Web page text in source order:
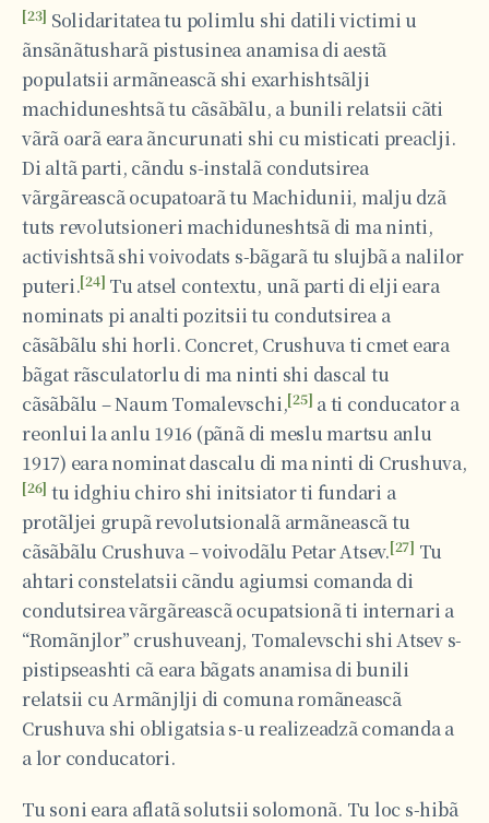
[23] Solidaritatea tu polimlu shi datili victimi u
ãnsãnãtusharã pistusinea anamisa di aestã
populatsii armãneascã shi exarhishtsãlji
machiduneshtsã tu cãsãbãlu, a bunili relatsii cãti
vãrã oarã eara ãncurunati shi cu misticati preaclji.
Di altã parti, cãndu s-instalã condutsirea
vãrgãreascã ocupatoarã tu Machidunii, malju dzã
tuts revolutsioneri machiduneshtsã di ma ninti,
activishtsã shi voivodats s-bãgarã tu slujbã a nalilor
puteri.[24] Tu atsel contextu, unã parti di elji eara
nominats pi analti pozitsii tu condutsirea a
cãsãbãlu shi horli. Concret, Crushuva ti cmet eara
bãgat rãsculatorlu di ma ninti shi dascal tu
cãsãbãlu – Naum Tomalevschi,[25] a ti conducator a
reonlui la anlu 1916 (pãnã di meslu martsu anlu
1917) eara nominat dascalu di ma ninti di Crushuva,
[26] tu idghiu chiro shi initsiator ti fundari a
protãljei grupã revolutsionalã armãneascã tu
cãsãbãlu Crushuva – voivodãlu Petar Atsev.[27] Tu
ahtari constelatsii cãndu agiumsi comanda di
condutsirea vãrgãreascã ocupatsionã ti internari a
“Romãnjlor” crushuveanj, Tomalevschi shi Atsev s-
pistipseashti cã eara bãgats anamisa di bunili
relatsii cu Armãnjlji di comuna romãneascã
Crushuva shi obligatsia s-u realizeadzã comanda a
a lor conducatori.
Tu soni eara aflatã solutsii solomonã. Tu loc s-hibã